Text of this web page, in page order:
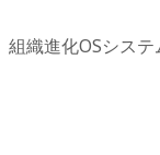
織進化OSシステ